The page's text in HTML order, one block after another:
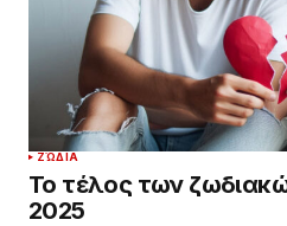
ΖΏΔΙΑ
Το τέλος των
2025